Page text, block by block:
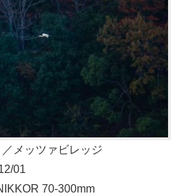
メッツァビレッジ
01
70-300mm